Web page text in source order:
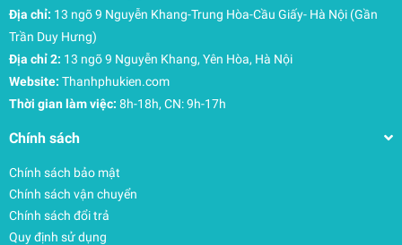
Địa chỉ: 13 ngõ 9 Nguyễn Khang-Trung Hòa-Cầu Giấy- Hà Nội (Gần
Trần Duy Hưng)
Địa chỉ 2: 13 ngõ 9 Nguyễn Khang, Yên Hòa, Hà Nội
Website: Thanhphukien.com
Thời gian làm việc: 8h-18h, CN: 9h-17h
Chính sách
Chính sách bảo mật
Chính sách vận chuyển
Chính sách đổi trả
Quy định sử dụng